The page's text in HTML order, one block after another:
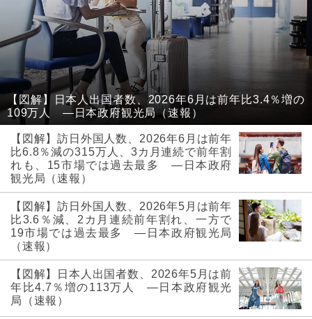
【図解】日本人出国者数、2026年6月は前年比3.4％増の
109万人 ―日本政府観光局（速報）
【図解】訪日外国人数、2026年6月は前年
比6.8％減の315万人、3カ月連続で前年割
れも、15市場では過去最多 ―日本政府
観光局（速報）
【図解】訪日外国人数、2026年5月は前年
比3.6％減、2カ月連続前年割れ、一方で
19市場では過去最多 ―日本政府観光局
（速報）
【図解】日本人出国者数、2026年5月は前
年比4.7％増の113万人 ―日本政府観光
局（速報）